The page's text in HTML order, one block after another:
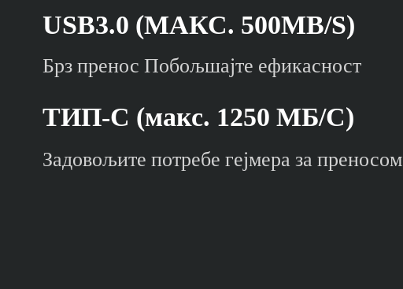
USB3.0 (МАКС. 500MB/S)
Брз пренос Побољшајте ефикасност
ТИП-C (макс. 1250 МБ/С)
Задовољите потребе гејмера за преносом